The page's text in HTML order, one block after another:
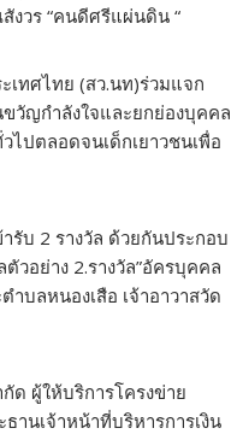
วร “คนดีศรีแผ่นดิน “
ทศไทย (สว.นท)ร่วมแจก
ขวัญกำลังใจและยกย่องบุคคล
ปตลอดจนเด็กเยาวชนเพื่อ
รับ 2 รางวัล ด้วยกันประกอบ
อย่าง 2.รางวัล”อัครบุคคล
บลหนองเสือ เจ้าอาวาสวัด
ด ผู้ให้บริการโครงข่าย
านเจ้าหน้าที่บริหารการเงิน